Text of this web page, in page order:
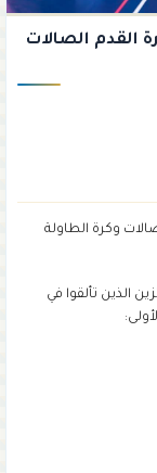
القدم الصالات
وكرة الطاولة
الذين تألقوا في